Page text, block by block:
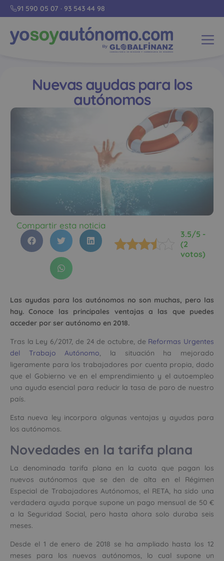
91 590 05 07 · 93 543 44 98
Nuevas ayudas para los
autónomos
Compartir esta noticia
3.5/5 -
(2
votos)
Las ayudas para los autónomos no son muchas, pero las
hay. Conoce las principales ventajas a las que puedes
acceder por ser autónomo en 2018.
Tras la Ley 6/2017, de 24 de octubre, de Reformas Urgentes
del Trabajo Autónomo, la situación ha mejorado
ligeramente para los trabajadores por cuenta propia, dado
que el Gobierno ve en el emprendimiento y el autoempleo
una ayuda esencial para reducir la tasa de paro de nuestro
país.
Esta nueva ley incorpora algunas ventajas y ayudas para
los autónomos.
Novedades en la tarifa plana
La denominada tarifa plana en la cuota que pagan los
nuevos autónomos que se den de alta en el Régimen
Especial de Trabajadores Autónomos, el RETA, ha sido una
verdadera ayuda porque supone un pago mensual de 50 €
a la Seguridad Social, pero hasta ahora solo duraba seis
meses.
Desde el 1 de enero de 2018 se ha ampliado hasta los 12
meses para los nuevos autónomos, lo cual supone un